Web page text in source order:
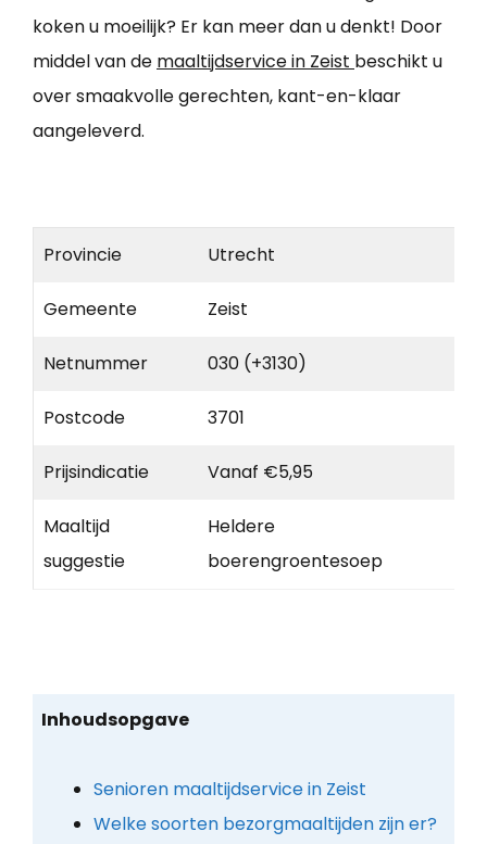
koken u moeilijk? Er kan meer dan u denkt! Door
middel van de maaltijdservice in Zeist beschikt u
over smaakvolle gerechten, kant-en-klaar
aangeleverd.
Provincie Utrecht
Gemeente Zeist
Netnummer 030 (+3130)
Postcode 3701
Prijsindicatie Vanaf €5,95
Maaltijd
suggestie
Heldere
boerengroentesoep
Inhoudsopgave
Senioren maaltijdservice in Zeist
Welke soorten bezorgmaaltijden zijn er?